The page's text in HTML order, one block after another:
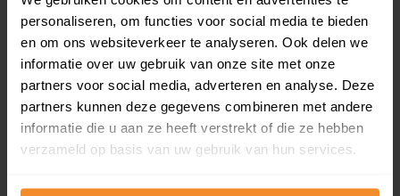
personaliseren, om functies voor social media te bieden
en om ons websiteverkeer te analyseren. Ook delen we
informatie over uw gebruik van onze site met onze
partners voor social media, adverteren en analyse. Deze
partners kunnen deze gegevens combineren met andere
informatie die u aan ze heeft verstrekt of die ze hebben
verzameld op basis van uw gebruik van hun services.
Verkoopdatum
26 juni 2026
Verkoopprijs
Koopsom opvragen
Bredesloot 40
Woonoppervlak Perceel